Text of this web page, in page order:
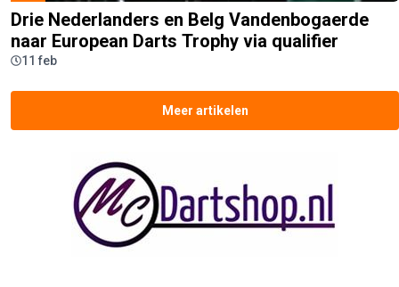
Drie Nederlanders en Belg Vandenbogaerde
naar European Darts Trophy via qualifier
11 feb
Meer artikelen